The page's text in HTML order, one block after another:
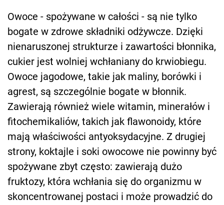
Owoce - spożywane w całości - są nie tylko
bogate w zdrowe składniki odżywcze. Dzięki
nienaruszonej strukturze i zawartości błonnika,
cukier jest wolniej wchłaniany do krwiobiegu.
Owoce jagodowe, takie jak maliny, borówki i
agrest, są szczególnie bogate w błonnik.
Zawierają również wiele witamin, minerałów i
fitochemikaliów, takich jak flawonoidy, które
mają właściwości antyoksydacyjne. Z drugiej
strony, koktajle i soki owocowe nie powinny być
spożywane zbyt często: zawierają dużo
fruktozy, która wchłania się do organizmu w
skoncentrowanej postaci i może prowadzić do